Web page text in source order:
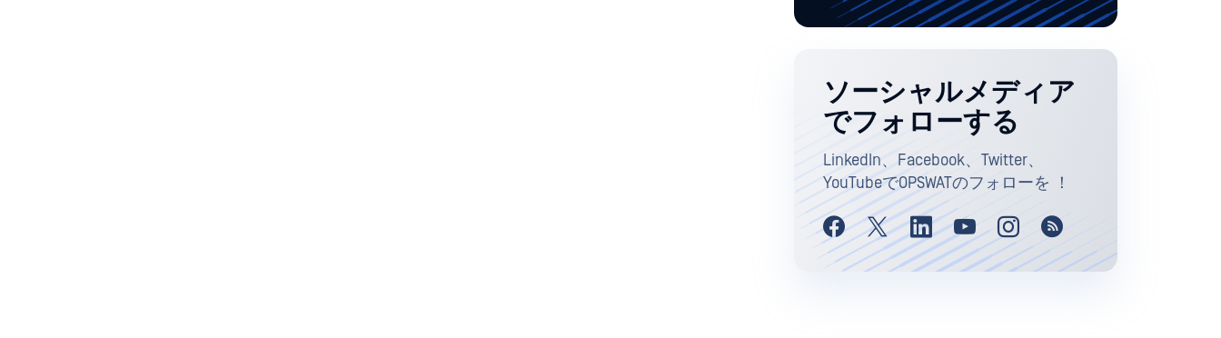
ソーシャルメディア
でフォローする
LinkedIn、Facebook、Twitter、
YouTubeでOPSWATのフォローを ！